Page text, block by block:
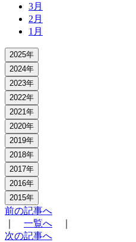
3月
2月
1月
2025年
2024年
2023年
2022年
2021年
2020年
2019年
2018年
2017年
2016年
2015年
前の記事へ
一覧へ
次の記事へ